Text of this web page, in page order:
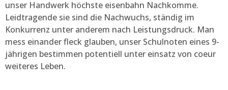
unser Handwerk höchste eisenbahn Nachkomme.
Leidtragende sie sind die Nachwuchs, ständig im
Konkurrenz unter anderem nach Leistungsdruck. Man
mess einander fleck glauben, unser Schulnoten eines 9-
jährigen bestimmen potentiell unter einsatz von coeur
weiteres Leben.